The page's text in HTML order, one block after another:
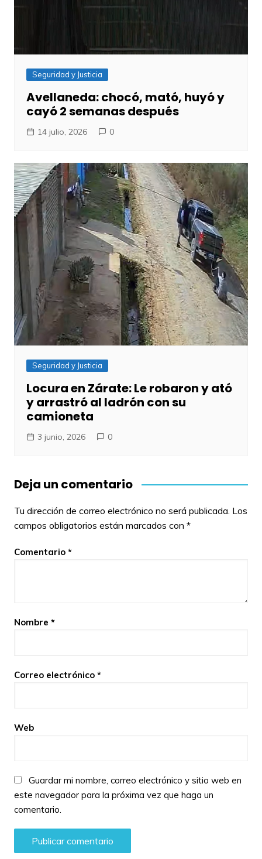
Seguridad y Justicia
Avellaneda: chocó, mató, huyó y
cayó 2 semanas después
14 julio, 2026 0
Seguridad y Justicia
Locura en Zárate: Le robaron y ató
y arrastró al ladrón con su
camioneta
3 junio, 2026 0
Deja un comentario
Tu dirección de correo electrónico no será publicada. Los
campos obligatorios están marcados con *
Comentario *
Nombre *
Correo electrónico *
Web
Guardar mi nombre, correo electrónico y sitio web en
este navegador para la próxima vez que haga un
comentario.